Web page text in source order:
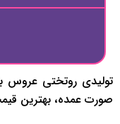
تولیدی روتختی عروس
صورت عمده، بهترین